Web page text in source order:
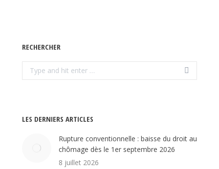
RECHERCHER
Search:
LES DERNIERS ARTICLES
Rupture conventionnelle : baisse du droit au
chômage dès le 1er septembre 2026
8 juillet 2026